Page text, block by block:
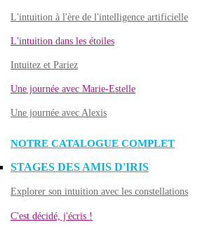
L'intuition à l'ère de l'intelligence artificielle
L'intuition dans les étoiles
Intuitez et Pariez
Une journée avec Marie-Estelle
Une journée avec Alexis
NOTRE CATALOGUE COMPLET
STAGES DES AMIS D'IRIS
Explorer son intuition avec les constellations
C'est décidé, j'écris !